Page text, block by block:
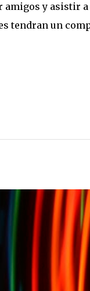
amigos y asistir
tendran un